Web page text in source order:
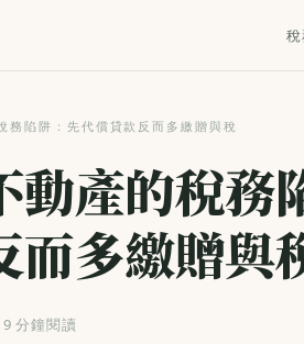
務陷阱：先代償貸款反而多繳贈與稅
產的稅務
而多繳贈與
分鐘閱讀